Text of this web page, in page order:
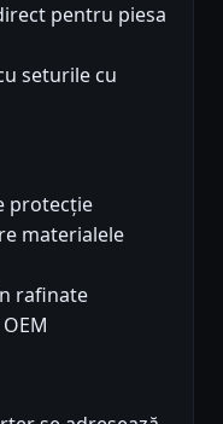
pentru piesa
seturile cu
protecție
materialele
rafinate